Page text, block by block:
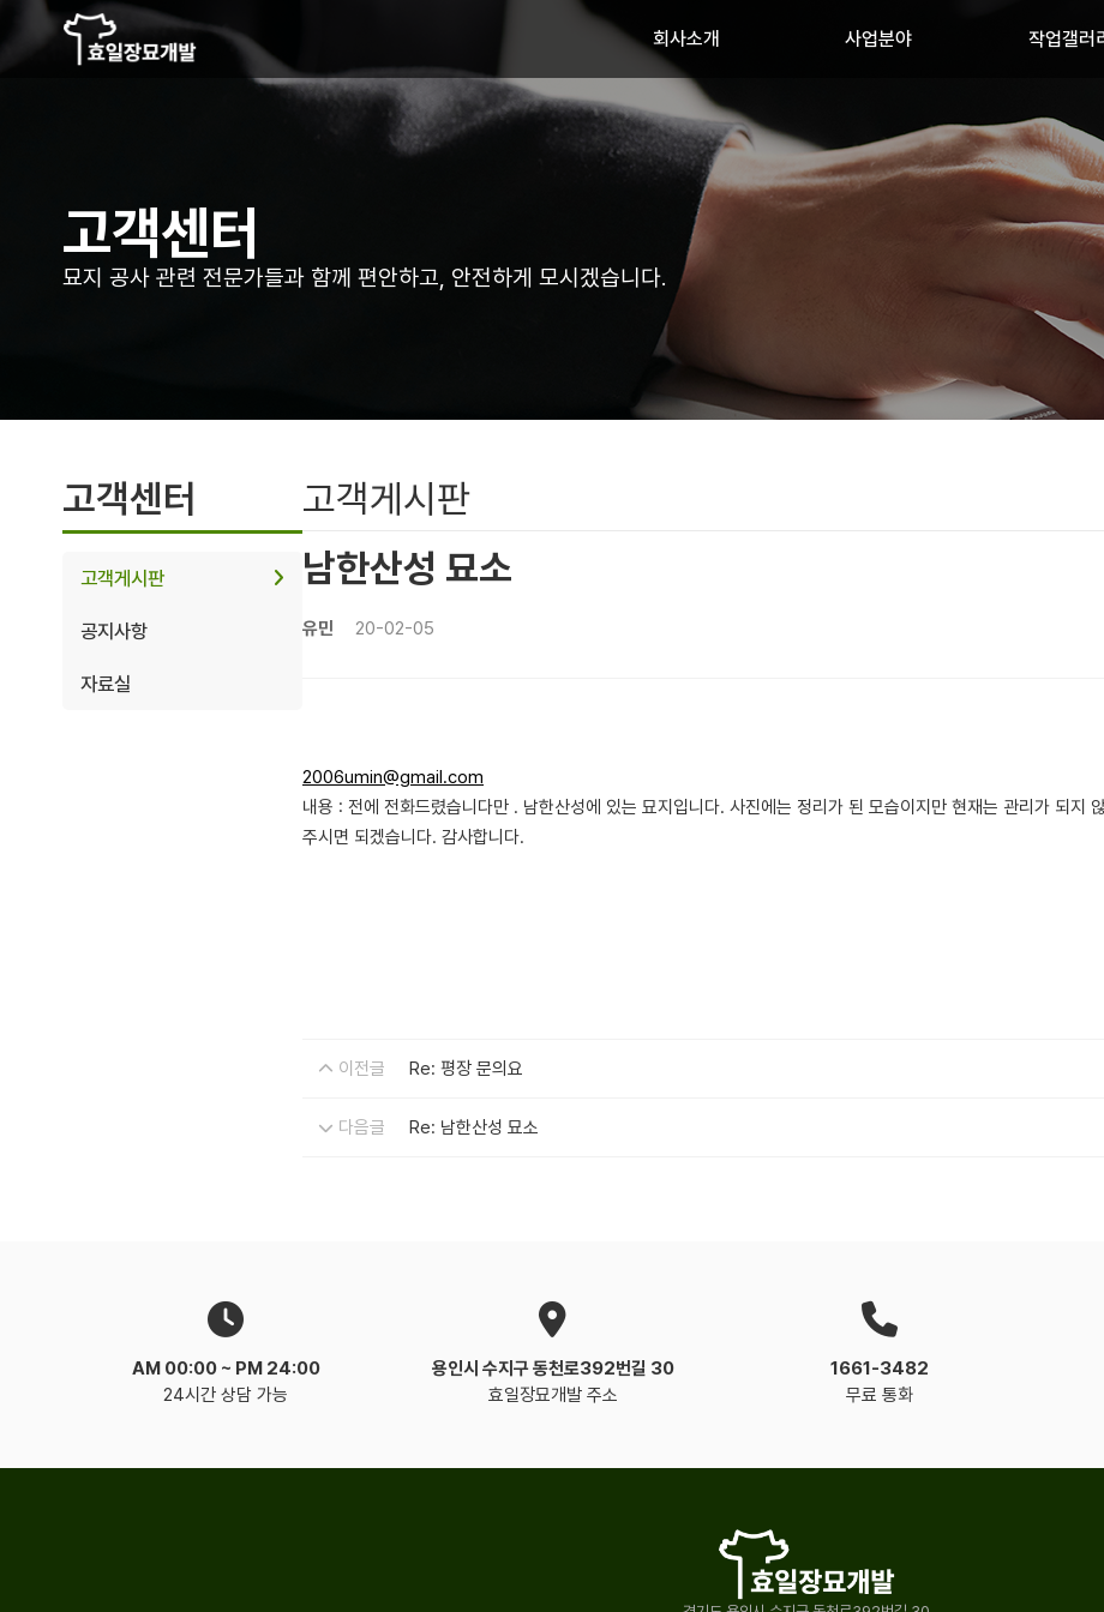
회사소개 사업분야 작업갤러
고객센터
묘지 공사 관련 전문가들과 함께 편안하고, 안전하게 모시겠습니다.
고객센터
고객게시판
공지사항
자료실
고객게시판
남한산성 묘소
유민 20-02-05
2006umin@gmail.com
내용 : 전에 전화드렸습니다만 . 남한산성에 있는 묘지입니다. 사진에는 정리가 된 모습이지만 현재는 관리가 되지
주시면 되겠습니다. 감사합니다.
이전글 Re: 평장 문의요
다음글 Re: 남한산성 묘소
AM 00:00 ~ PM 24:00
24시간 상담 가능
용인시 수지구동천로392번길 30
효일장묘개발 주소
1661-3482
무료 통화